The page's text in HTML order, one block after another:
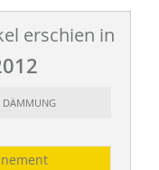
erschien in